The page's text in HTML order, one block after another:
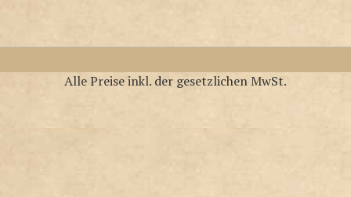
Alle Preise inkl. der gesetzlichen MwSt.